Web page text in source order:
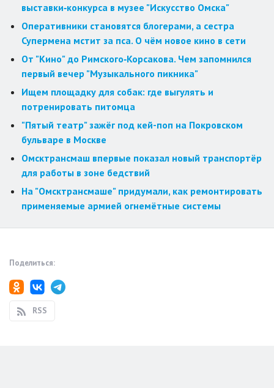
выставки‑конкурса в музее "Искусство Омска"
Оперативники становятся блогерами, а сестра
Супермена мстит за пса. О чём новое кино в сети
От "Кино" до Римского‑Корсакова. Чем запомнился
первый вечер "Музыкального пикника"
Ищем площадку для собак: где выгулять и
потренировать питомца
"Пятый театр" зажёг под кей-поп на Покровском
бульваре в Москве
Омсктрансмаш впервые показал новый транспортёр
для работы в зоне бедствий
На "Омсктрансмаше" придумали, как ремонтировать
применяемые армией огнемётные системы
Поделиться:
RSS